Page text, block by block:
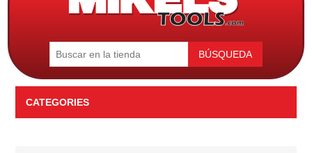
BÚSQUEDA
CATEGORIES